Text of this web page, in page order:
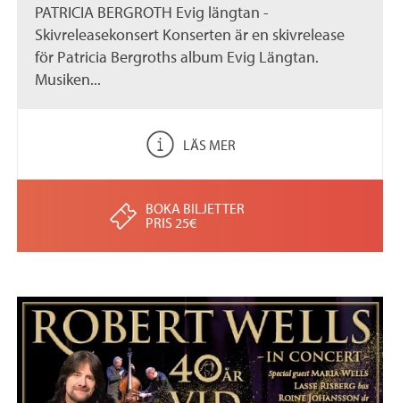
PATRICIA BERGROTH Evig längtan -
Skivreleasekonsert Konserten är en skivrelease
för Patricia Bergroths album Evig Längtan.
Musiken...
LÄS MER
BOKA BILJETTER
PRIS 25€